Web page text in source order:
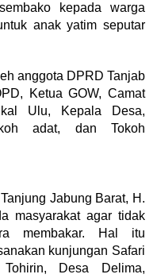
kepada warga
anak yatim seputar
anggota DPRD Tanjab
Ketua GOW, Camat
Ulu, Kepala Desa,
adat, dan Tokoh
Jabung Barat, H.
masyarakat agar tidak
membakar. Hal itu
kunjungan Safari
Desa Delima,